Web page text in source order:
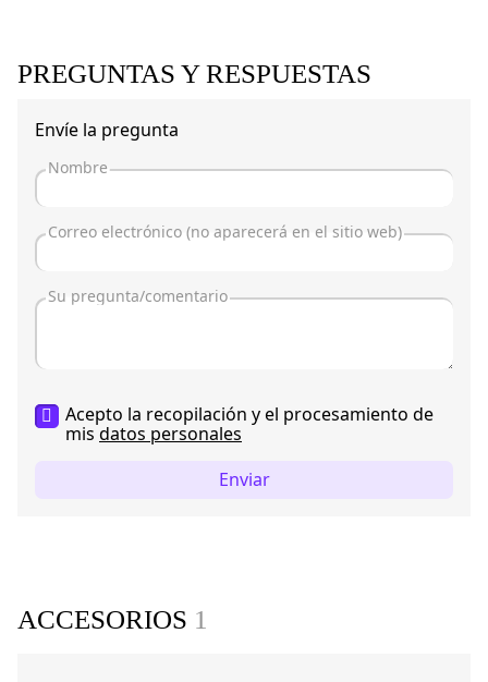
PREGUNTAS Y RESPUESTAS
Envíe la pregunta
Acepto la recopilación y el procesamiento de
mis datos personales
Enviar
ACCESORIOS 1